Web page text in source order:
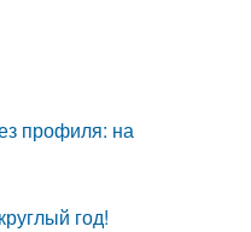
профиля: на
год!